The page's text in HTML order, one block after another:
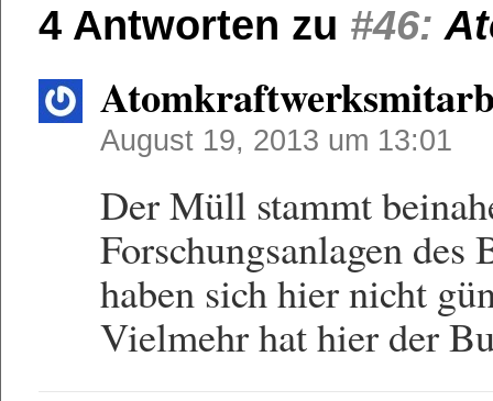
4 Antworten zu #46:
August 19, 2013 um 13:01
Der Müll stammt
Forschungsanlagen
haben sich hier nicht
Vielmehr hat hier der